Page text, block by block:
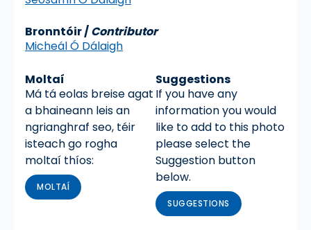
Bronntóir /Contributor
Micheál Ó Dálaigh
Moltaí
Má tá eolas breise agat
a bhaineann leis an
ngrianghraf seo, téir
isteach go rogha
moltaí thíos:
MOLTAÍ
Suggestions
If you have any
information you would
like to add to this photo
please select the
Suggestion button
below.
SUGGESTIONS